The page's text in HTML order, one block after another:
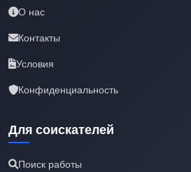
О нас
Контакты
Условия
Конфиденциальность
Для соискателей
Поиск работы